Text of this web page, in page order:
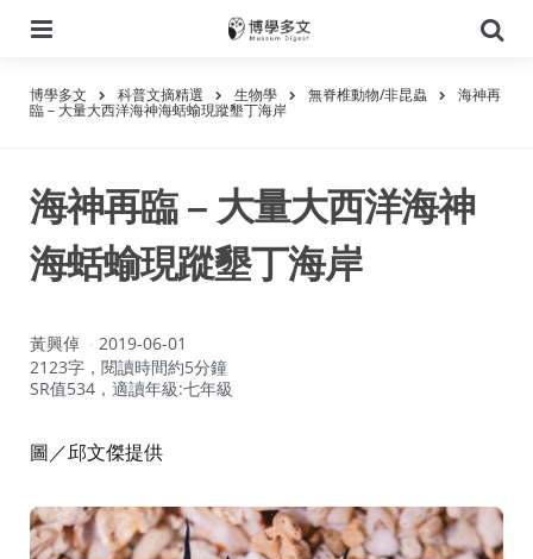
尋
博學多文 科普文摘精選 生物學 無脊椎動物/非昆蟲 海神再
臨 – 大量大西洋海神海蛞蝓現蹤墾丁海岸
海神再臨 – 大量大西洋海神
海蛞蝓現蹤墾丁海岸
作
者：
黃興倬
2019-06-01
2123字，閱讀時間約5分鐘
SR值534，適讀年級:七年級
圖／邱文傑提供